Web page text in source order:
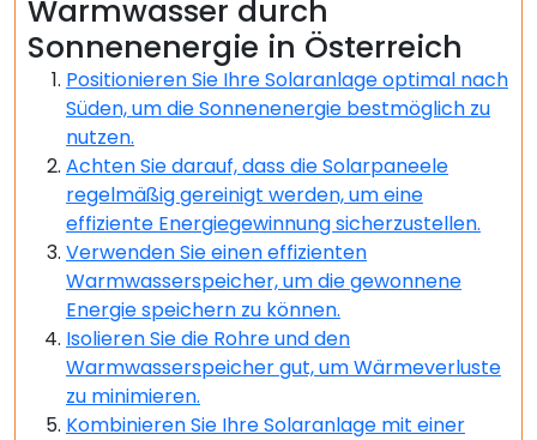
Warmwasser durch
Sonnenenergie in Österreich
Positionieren Sie Ihre Solaranlage optimal nach
Süden, um die Sonnenenergie bestmöglich zu
nutzen.
Achten Sie darauf, dass die Solarpaneele
regelmäßig gereinigt werden, um eine
effiziente Energiegewinnung sicherzustellen.
Verwenden Sie einen effizienten
Warmwasserspeicher, um die gewonnene
Energie speichern zu können.
Isolieren Sie die Rohre und den
Warmwasserspeicher gut, um Wärmeverluste
zu minimieren.
Kombinieren Sie Ihre Solaranlage mit einer